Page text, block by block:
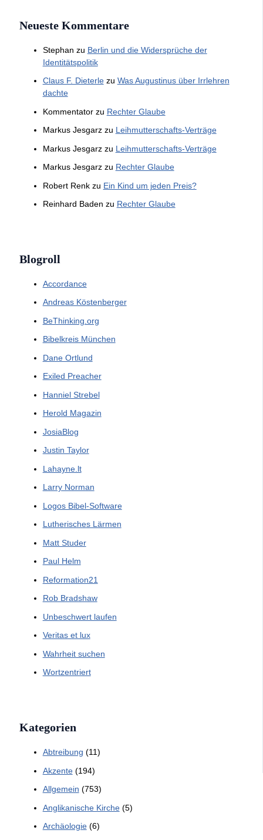
Neueste Kommentare
Stephan zu Berlin und die Widersprüche der
Identitätspolitik
Claus F. Dieterlezu Was Augustinus über Irrlehren
dachte
Kommentatorzu Rechter Glaube
Markus Jesgarzzu Leihmutterschafts-Verträge
Markus Jesgarzzu Leihmutterschafts-Verträge
Markus Jesgarzzu Rechter Glaube
Robert Renkzu Ein Kind um jeden Preis?
Reinhard Baden zu Rechter Glaube
Blogroll
Accordance
Andreas Köstenberger
BeThinking.org
Bibelkreis München
Dane Ortlund
Exiled Preacher
Hanniel Strebel
Herold Magazin
JosiaBlog
Justin Taylor
Lahayne.lt
Larry Norman
Logos Bibel-Software
Lutherisches Lärmen
Matt Studer
Paul Helm
Reformation21
Rob Bradshaw
Unbeschwert laufen
Veritas et lux
Wahrheit suchen
Wortzentriert
Kategorien
Abtreibung (11)
Akzente(194)
Allgemein (753)
Anglikanische Kirche(5)
Archäologie(6)